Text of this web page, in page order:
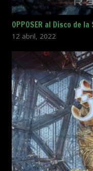
OPPOSER al Disco de la
12 abril, 2022